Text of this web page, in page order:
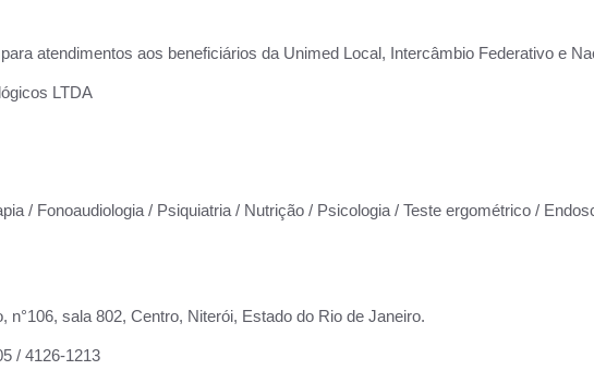
atendimentos aos beneficiários da Unimed Local, Intercâmbio Federativo e
LTDA
/ Fonoaudiologia / Psiquiatria / Nutrição / Psicologia / Teste ergométrico /
n°106, sala 802, Centro, Niterói, Estado do Rio de Janeiro.
/ 4126-1213